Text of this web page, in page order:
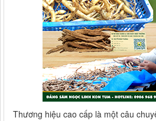
Thương hiệu cao cấp là một câu